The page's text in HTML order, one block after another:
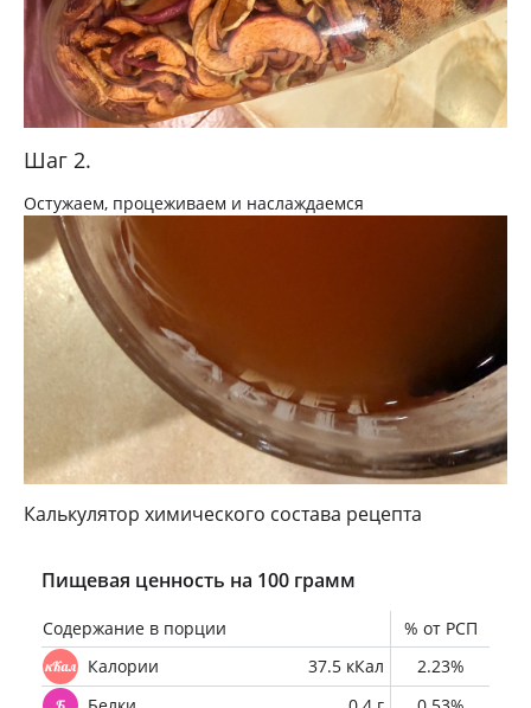
Шаг 2.
Остужаем, процеживаем и наслаждаемся
Калькулятор химического состава рецепта
Пищевая ценность на 100 грамм
Содержание в порции
% от РСП
Калории
37.5 кКал
2.23%